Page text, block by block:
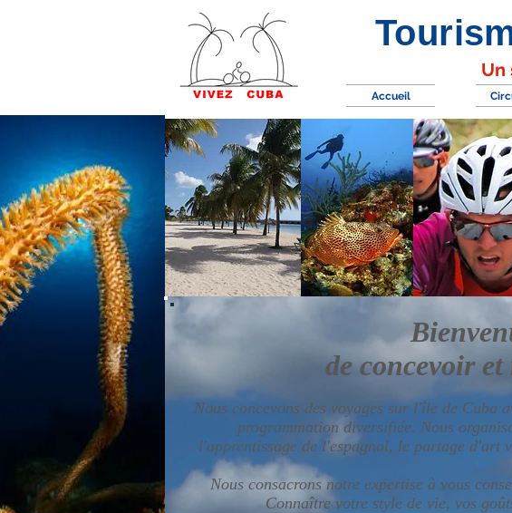
Un
Accueil
de concevoir
Nous concevons des voyages sur l'île de Cuba
programmation diversifiée. Nous
l'apprentissage de l'espagnol, le partage d'art
Nous consacrons notre expertise à vous
Connaître votre style de vie, vos